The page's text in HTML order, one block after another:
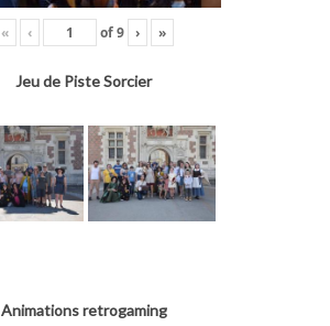
« ‹ of9 › »
Jeu de Piste Sorcier
Animations retrogaming